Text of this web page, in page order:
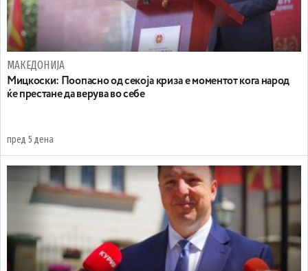
МАКЕДОНИЈА
Мицкоски: Поопасно од секоја криза е моментот кога народ
ќе престане да верува во себе
пред 5 дена